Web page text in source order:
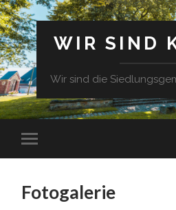
WIR SIND
Wir sind die
Fotogalerie